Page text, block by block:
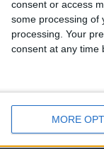
consent or access
some processing of
processing. Your
consent at any time
MORE